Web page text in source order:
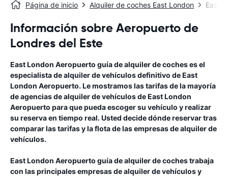
Página de inicio Alquiler de coches East London East
Información sobre Aeropuerto de
Londres del Este
East London Aeropuerto guía de alquiler de cocheses el
especialista de alquiler de vehículos definitivo deEast
London Aeropuerto. Le mostramos las tarifas de la mayoría
de agencias de alquiler de vehículos deEast London
Aeropuerto para que pueda escoger su vehículo y realizar
su reserva en tiempo real. Usted decide dónde reservar tras
comparar las tarifas y la flota de las empresas de alquiler de
vehículos.
East London Aeropuerto guía de alquiler de cochestrabaja
con las principales empresas de alquiler de vehículos y